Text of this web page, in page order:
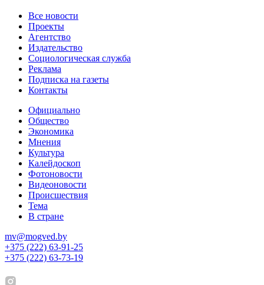
Все новости
Проекты
Агентство
Издательство
Социологическая служба
Реклама
Подписка на газеты
Контакты
Официально
Общество
Экономика
Мнения
Культура
Калейдоскоп
Фотоновости
Видеоновости
Происшествия
Тема
В стране
mv@mogved.by
+375 (222) 63-91-25
+375 (222) 63-73-19